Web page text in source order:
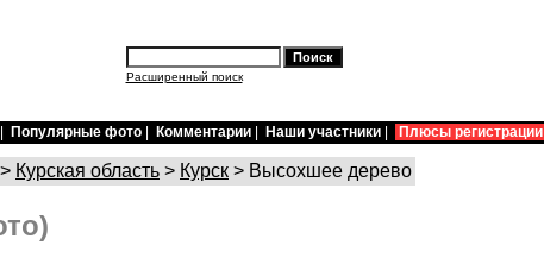
Расширенный поиск
Популярные фото Комментарии Наши участники Плюсы регистрации
> Курская область > Курск > Высохшее дерево